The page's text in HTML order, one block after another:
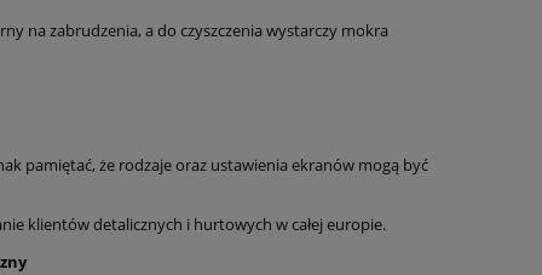
Dywan tradycyjny do salonu
ALFRED klasyczny kremowo
błękitny wzór z frędzlami
Dywan
na zabrudzenia, a do czyszczenia wystarczy mokra
pamiętać, że rodzaje oraz ustawienia ekranów mogą być
klientów detalicznych i hurtowych w całej europie.